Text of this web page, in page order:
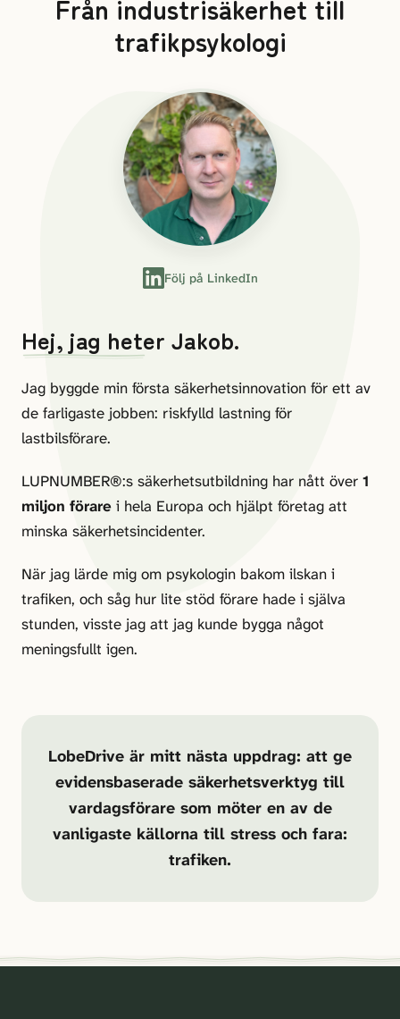
Från industrisäkerhet till
trafikpsykologi
Hej, jag heter Jakob.
Jag byggde min första säkerhetsinnovation för ett av
de farligaste jobben: riskfylld lastning för
lastbilsförare.
LUPNUMBER®:s säkerhetsutbildning har nått över 1
miljon förare i hela Europa och hjälpt företag att
minska säkerhetsincidenter.
När jag lärde mig om psykologin bakom ilskan i
trafiken, och såg hur lite stöd förare hade i själva
stunden, visste jag att jag kunde bygga något
meningsfullt igen.
Följ på LinkedIn
LobeDrive är mitt nästa uppdrag: att ge
evidensbaserade säkerhetsverktyg till
vardagsförare som möter en av de
vanligaste källorna till stress och fara:
trafiken.